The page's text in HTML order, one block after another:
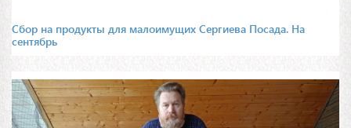
Сбор на продукты для малоимущих Сергиева Посада. На
сентябрь